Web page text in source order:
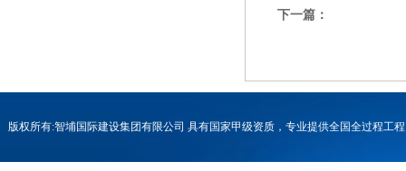
下一篇：
版权所有:智埔国际建设集团有限公司 具有国家甲级资质，专业提供全国全过程